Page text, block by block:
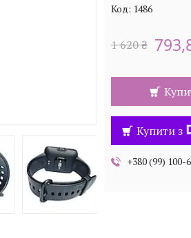
Код: 1486
1 620 ₴
Купити з
+380 (99) 100-